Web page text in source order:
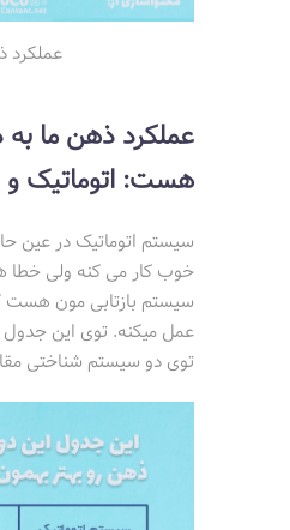
عملکرد
عملکرد ذهن ما
هست: اتوماتیک و
سیستم اتوماتیک در عین
خوب کار می کنه ولی خطا
سیستم بازتابی مون هست
عمل میکنه. توی این
توی دو سیستم شناختی